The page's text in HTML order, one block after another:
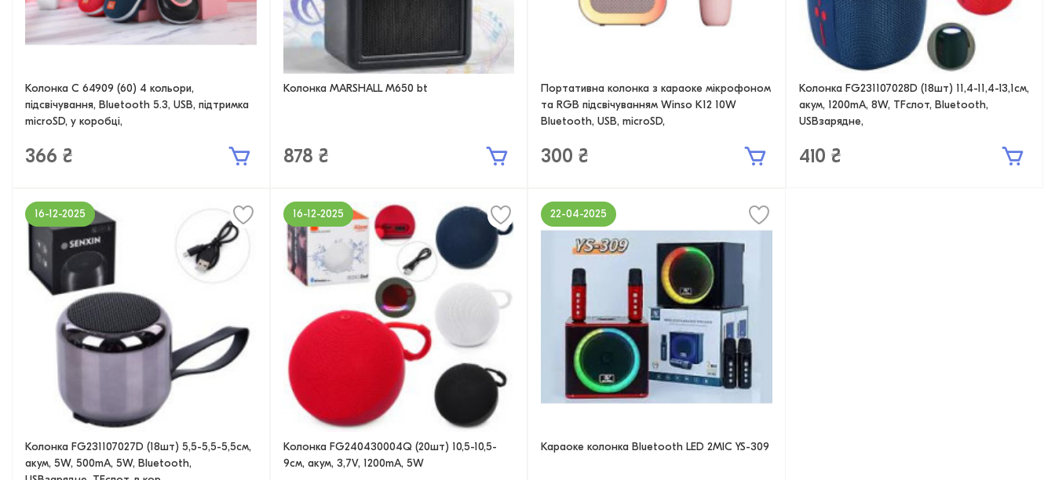
Колонка C 64909 (60) 4 кольори,
підсвічування, Bluetooth 5.3, USB, підтримка
microSD, у коробці,
366 ₴
Колонка MARSHALL M650 bt
878 ₴
Портативна колонка з караоке мікрофоном
та RGB підсвічуванням Winso K12 10W
Bluetooth, USB, microSD,
300 ₴
Колонка FG231107028D (18шт) 11,4-11,4-13,1см,
акум, 1200mA, 8W, TFслот, Bluetooth,
USBзарядне,
410 ₴
Колонка FG231107027D (18шт) 5,5-5,5-5,5см,
акум, 5W, 500mA, 5W, Bluetooth,
16-12-2025
Колонка FG240430004Q (20шт) 10,5-10,5-
9см, акум, 3,7V, 1200mA, 5W
16-12-2025
Караоке колонка Bluetooth LED 2MIC YS-309
22-04-2025